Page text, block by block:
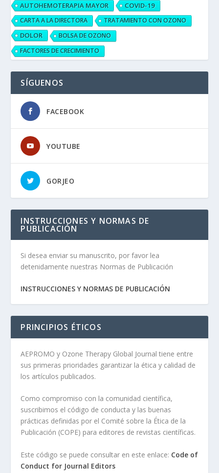
AUTOHEMOTERAPIA MAYOR COVID-19
CARTA A LA DIRECTORA TRATAMIENTO CON OZONO
DOLOR
BOLSA DE OZONO
FACTORES DE CRECIMIENTO
SÍGUENOS
FACEBOOK
YOUTUBE
GORJEO
INSTRUCCIONES Y NORMAS DE
PUBLICACIÓN
Si desea enviar su manuscrito, por favor lea
detenidamente nuestras Normas de Publicación
INSTRUCCIONES Y NORMAS DE PUBLICACIÓN
PRINCIPIOS ÉTICOS
AEPROMO y Ozone Therapy Global Journal tiene entre
sus primeras prioridades garantizar la ética y calidad de
los artículos publicados.
Como compromiso con la comunidad científica,
suscribimos el código de conducta y las buenas
prácticas definidas por el Comité sobre la Ética de la
Publicación (COPE) para editores de revistas científicas.
Este código se puede consultar en este enlace: Code of
Conduct for Journal Editors